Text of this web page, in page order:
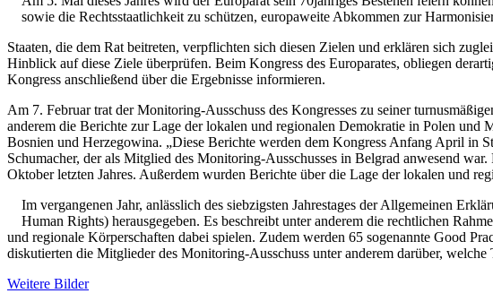
sowie die Rechtsstaatlichkeit zu schützen, europaweite Abkommen zur
Staaten, die dem Rat beitreten, verpflichten sich diesen Zielen und erklären sich
Hinblick auf diese Ziele überprüfen. Beim Kongress des Europarates, obliegen
Kongress anschließend über die Ergebnisse informieren.
Am 7. Februar trat der Monitoring-Ausschuss des Kongresses zu seiner
anderem die Berichte zur Lage der lokalen und regionalen Demokratie in Polen
Bosnien und Herzegowina. „Diese Berichte werden dem Kongress Anfang April in
Schumacher, der als Mitglied des Monitoring-Ausschusses in Belgrad anwesend
Oktober letzten Jahres. Außerdem wurden Berichte über die Lage der lokalen und
Im vergangenen Jahr, anlässlich des siebzigsten Jahrestages der Allgemeinen
Human Rights) herausgegeben. Es beschreibt unter anderem die rechtlichen
und regionale Körperschaften dabei spielen. Zudem werden 65 sogenannte Good
diskutierten die Mitglieder des Monitoring-Ausschuss unter anderem darüber,
Weitere Bilder